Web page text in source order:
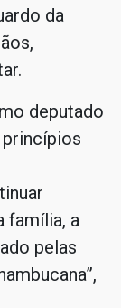
da
deputado
família, a
pelas